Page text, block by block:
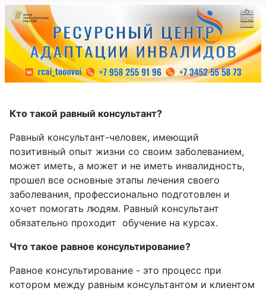
Кто такой равный консультант?
Равный консультант-человек, имеющий
позитивный опыт жизни со своим заболеванием,
может иметь, а может и не иметь инвалидность,
прошел все основные этапы лечения своего
заболевания, профессионально подготовлен и
хочет помогать людям. Равный консультант
обязательно проходит обучение на курсах.
Что такое равное консультирование?
Равное консультирование - это процесс при
котором между равным консультантом и клиентом